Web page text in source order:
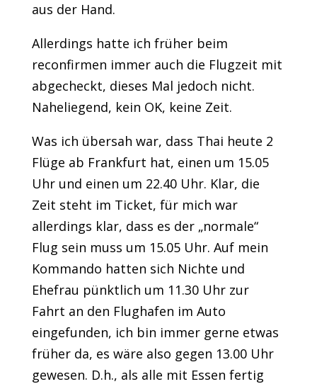
aus der Hand.
Allerdings hatte ich früher beim
reconfirmen immer auch die Flugzeit mit
abgecheckt, dieses Mal jedoch nicht.
Naheliegend, kein OK, keine Zeit.
Was ich übersah war, dass Thai heute 2
Flüge ab Frankfurt hat, einen um 15.05
Uhr und einen um 22.40 Uhr. Klar, die
Zeit steht im Ticket, für mich war
allerdings klar, dass es der „normale“
Flug sein muss um 15.05 Uhr. Auf mein
Kommando hatten sich Nichte und
Ehefrau pünktlich um 11.30 Uhr zur
Fahrt an den Flughafen im Auto
eingefunden, ich bin immer gerne etwas
früher da, es wäre also gegen 13.00 Uhr
gewesen. D.h., als alle mit Essen fertig